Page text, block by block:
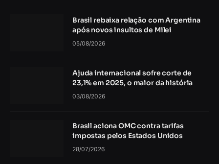
Brasil rebaixa relação com Argentina
após novos insultos de Milei
05/08/2026
Ajuda internacional sofre corte de
23,1% em 2025, o maior da história
03/08/2026
Brasil aciona OMC contra tarifas
impostas pelos Estados Unidos
28/07/2026